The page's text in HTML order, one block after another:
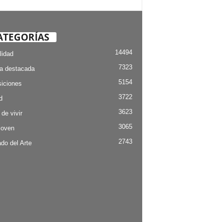
14494
destacada 7323
5154
3722
vivir 3623
3065
del Arte 2743